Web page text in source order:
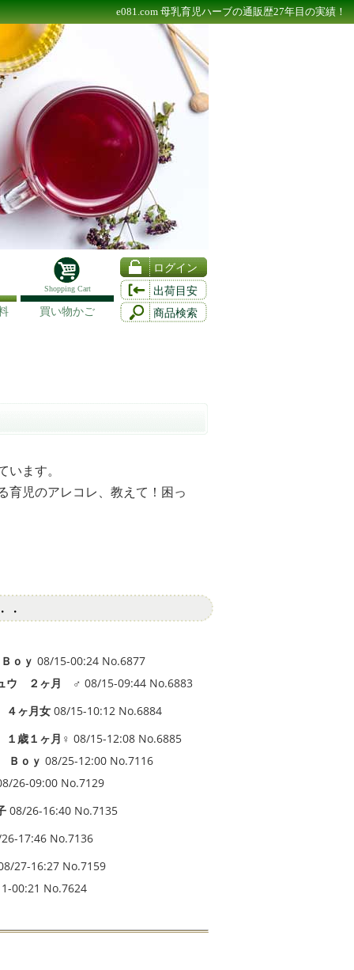
e081.com 母乳育児ハーブの通販歴27年目の実績！
Shopping Cart
買い物かご
ログイン
出荷目安
商品検索
ます。
育児のアレコレ、教えて！困っ
・
ｏｙ 08/15-00:24 No.6877
ウ ２ヶ月 ♂ 08/15-09:44 No.6883
ヶ月女 08/15-10:12 No.6884
歳１ヶ月♀ 08/15-12:08 No.6885
Ｂｏｙ 08/25-12:00 No.7116
26-09:00 No.7129
08/26-16:40 No.7135
17:46 No.7136
27-16:27 No.7159
00:21 No.7624